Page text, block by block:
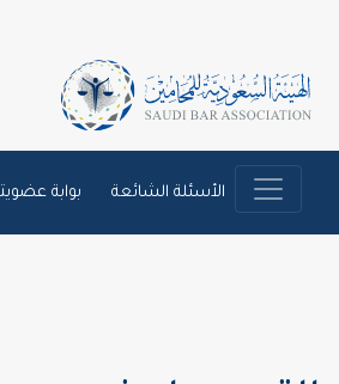
الأسئلة الشائعة بوابة عضويتي